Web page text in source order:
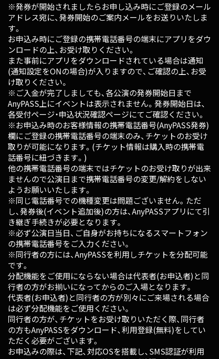
※発券が開始されましたらお申し込み時にご登録のメール
アドレス宛に、発券開始のご案内メールをお送りいたしま
す。
お申込み時にご登録の携帯電話番号の端末にアプリをダウ
ンロードの上、お受け取りください。
また事前にアプリをダウンロードされている場合は通知
(通知設定をONの場合)が入りますので、ご確認の上、お受
け取りください。
※ご入金が完了しましても、各公演の発券開始日まで
AnyPASS上にイベントは表示されません。発券開始日は、
各受付ページ・申込状況確認ページにてご確認ください。
※お申込み時のお客様情報の携帯電話番号(AnyPASS発券)
欄にご登録の携帯電話番号の端末のみ、チケットのお受け
取りが可能になります。(チケット情報は購入時の携帯電
話番号に紐づきます。)
他の携帯電話番号の端末ではチケットのお受け取りが出来
ませんので公演日まで携帯電話番号の変更/解約をしない
ようお願いいたします。
※同じ電話番号での機種変更は問題ございません。ただ
し、発券後(イベント追加後)の方は、AnyPASSアプリにて引
き継ぎ手続きが必要となります。
※必ず公演日当日、ご自身がお持ちになるスマートフォン
の携帯電話番号をご入力ください。
※同行者の方には、AnyPASSを利用しチケットを分配可能
です。
分配機能をご使用にならない場合は代表者(お申込者)と同
行者の方がお揃いになってからのご入場となります。
代表者(お申込者)と同行者の方が別々にご来場される場合
は必ず分配機能をご使用ください。
同行者の方が、チケットをお受け取りいただく際、同行者
の方もAnyPASSをダウンロード、利用登録(無料)をしてい
ただく必要がございます。
お申込みの際は、下記、対応OSを搭載し、SMS認証が利用